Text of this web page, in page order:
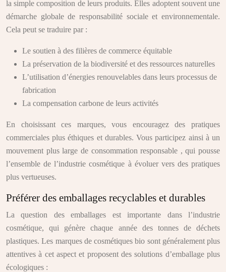
la simple composition de leurs produits. Elles adoptent souvent une
démarche globale de responsabilité sociale et environnementale.
Cela peut se traduire par :
Le soutien à des filières de commerce équitable
La préservation de la biodiversité et des ressources naturelles
L’utilisation d’énergies renouvelables dans leurs processus de
fabrication
La compensation carbone de leurs activités
En choisissant ces marques, vous encouragez des pratiques
commerciales plus éthiques et durables. Vous participez ainsi à un
mouvement plus large de consommation responsable , qui pousse
l’ensemble de l’industrie cosmétique à évoluer vers des pratiques
plus vertueuses.
Préférer des emballages recyclables et durables
La question des emballages est importante dans l’industrie
cosmétique, qui génère chaque année des tonnes de déchets
plastiques. Les marques de cosmétiques bio sont généralement plus
attentives à cet aspect et proposent des solutions d’emballage plus
écologiques :